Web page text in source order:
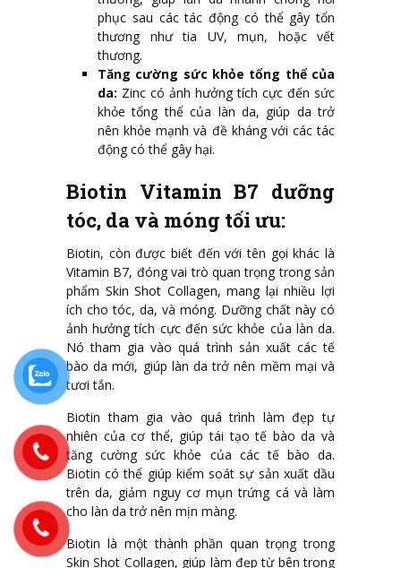
phục sau các tác động có thể gây tổn
thương như tia UV, mụn, hoặc vết
thương.
Tăng cường sức khỏe tổng thể của
da: Zinc có ảnh hưởng tích cực đến sức
khỏe tổng thể của làn da, giúp da trở
nên khỏe mạnh và đề kháng với các tác
động có thể gây hại.
Biotin Vitamin B7 dưỡng
tóc, da và móng tối ưu:
Biotin, còn được biết đến với tên gọi khác là
Vitamin B7, đóng vai trò quan trọng trong sản
phẩm Skin Shot Collagen, mang lại nhiều lợi
ích cho tóc, da, và móng. Dưỡng chất này có
ảnh hưởng tích cực đến sức khỏe của làn da.
Nó tham gia vào quá trình sản xuất các tế
bào da mới, giúp làn da trở nên mềm mại và
tươi tắn.
Biotin tham gia vào quá trình làm đẹp tự
nhiên của cơ thể, giúp tái tạo tế bào da và
tăng cường sức khỏe của các tế bào da.
Biotin có thể giúp kiểm soát sự sản xuất dầu
trên da, giảm nguy cơ mụn trứng cá và làm
cho làn da trở nên mịn màng.
Biotin là một thành phần quan trọng trong
Skin Shot Collagen, giúp làm đẹp từ bên trong